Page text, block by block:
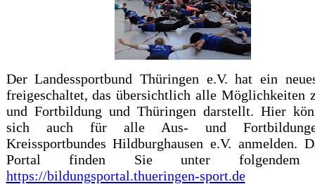
Der Landessportbund Thüringen e.V. hat ein
freigeschaltet, das übersichtlich alle Möglichkeiten
und Fortbildung und Thüringen darstellt. Hier
sich auch für alle Aus- und
Kreissportbundes Hildburghausen e.V. anmelden.
Portal finden Sie unter folgendem
https://bildungsportal.thueringen-sport.de